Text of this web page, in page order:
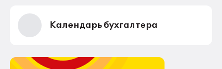
Календарь бухгалтера